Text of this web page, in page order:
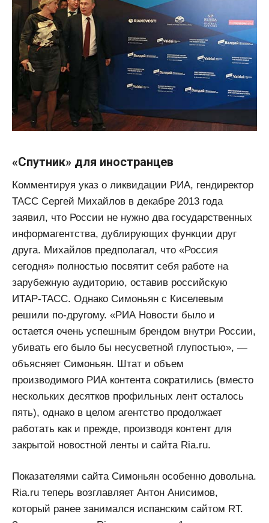
«Спутник» для иностранцев
Комментируя указ о ликвидации РИА, гендиректор
ТАСС Сергей Михайлов в декабре 2013 года
заявил, что России не нужно два государственных
информагентства, дублирующих функции друг
друга. Михайлов предполагал, что «Россия
сегодня» полностью посвятит себя работе на
зарубежную аудиторию, оставив российскую
ИТАР-ТАСС. Однако Симоньян с Киселевым
решили по-другому. «РИА Новости было и
остается очень успешным брендом внутри России,
убивать его было бы несусветной глупостью», —
объясняет Симоньян. Штат и объем
производимого РИА контента сократились (вместо
нескольких десятков профильных лент осталось
пять), однако в целом агентство продолжает
работать как и прежде, производя контент для
закрытой новостной ленты и сайта Ria.ru.
Показателями сайта Симоньян особенно довольна.
Ria.ru теперь возглавляет Антон Анисимов,
который ранее занимался испанским сайтом RT.